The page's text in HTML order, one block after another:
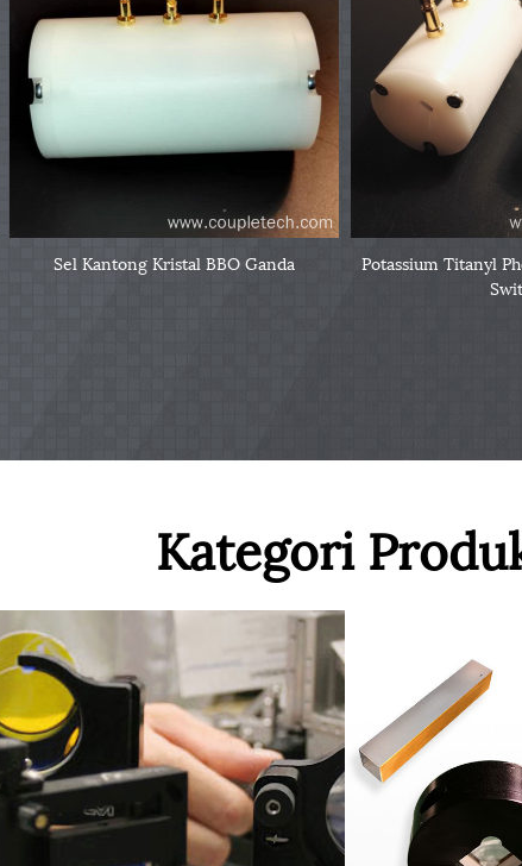
Sel Kantong Kristal BBO Ganda
Potassium Titanyl
Kategori